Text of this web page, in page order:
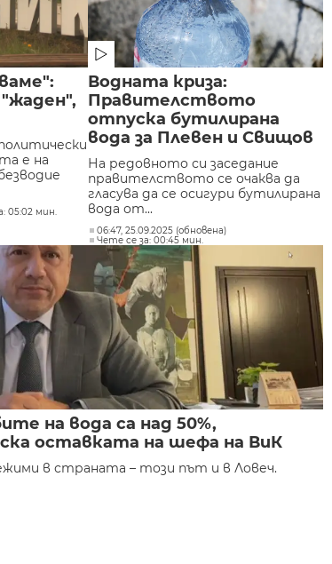
е на
05:02 мин.
Водната криза:
Правителството
отпуска бутилирана
вода за Плевен и Свищов
На редовното си заседание
правителството се очаква да
гласува да се осигури бутилирана
вода от...
06:47, 25.09.2025 (обновена)
Чете се за: 00:45 мин.
на вода са над 50%,
оставката на шефа на ВиК
в страната – този път и в Ловеч.